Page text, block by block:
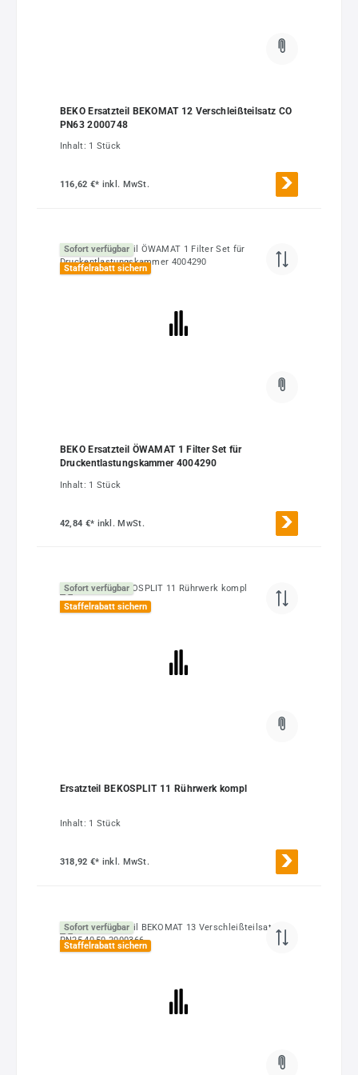
BEKO Ersatzteil BEKOMAT 12 Verschleißteilsatz CO
PN63 2000748
Inhalt: 1 Stück
116,62 €* inkl. MwSt.
Sofort verfügbar
Staffelrabatt sichern
BEKO Ersatzteil ÖWAMAT 1 Filter Set für
Druckentlastungskammer 4004290
Inhalt: 1 Stück
42,84 €* inkl. MwSt.
Sofort verfügbar
Staffelrabatt sichern
Ersatzteil BEKOSPLIT 11 Rührwerk kompl
Inhalt: 1 Stück
318,92 €* inkl. MwSt.
Sofort verfügbar
Staffelrabatt sichern